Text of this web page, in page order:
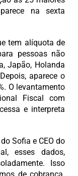
na sexta
tem alíquota de
pessoas não
Japão, Holanda
aparece o
O levantamento
Fiscal com
e interpreta
Sofia e CEO do
esses dados,
Isso